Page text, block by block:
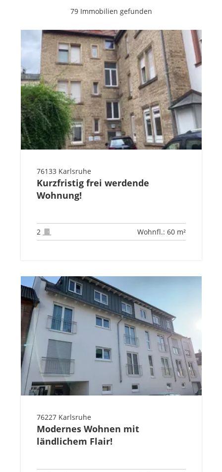
79 Immobilien gefunden
76133 Karlsruhe
Kurzfristig frei werdende
Wohnung!
2 Wohnfl.: 60 m²
76227 Karlsruhe
Modernes Wohnen mit
ländlichem Flair!